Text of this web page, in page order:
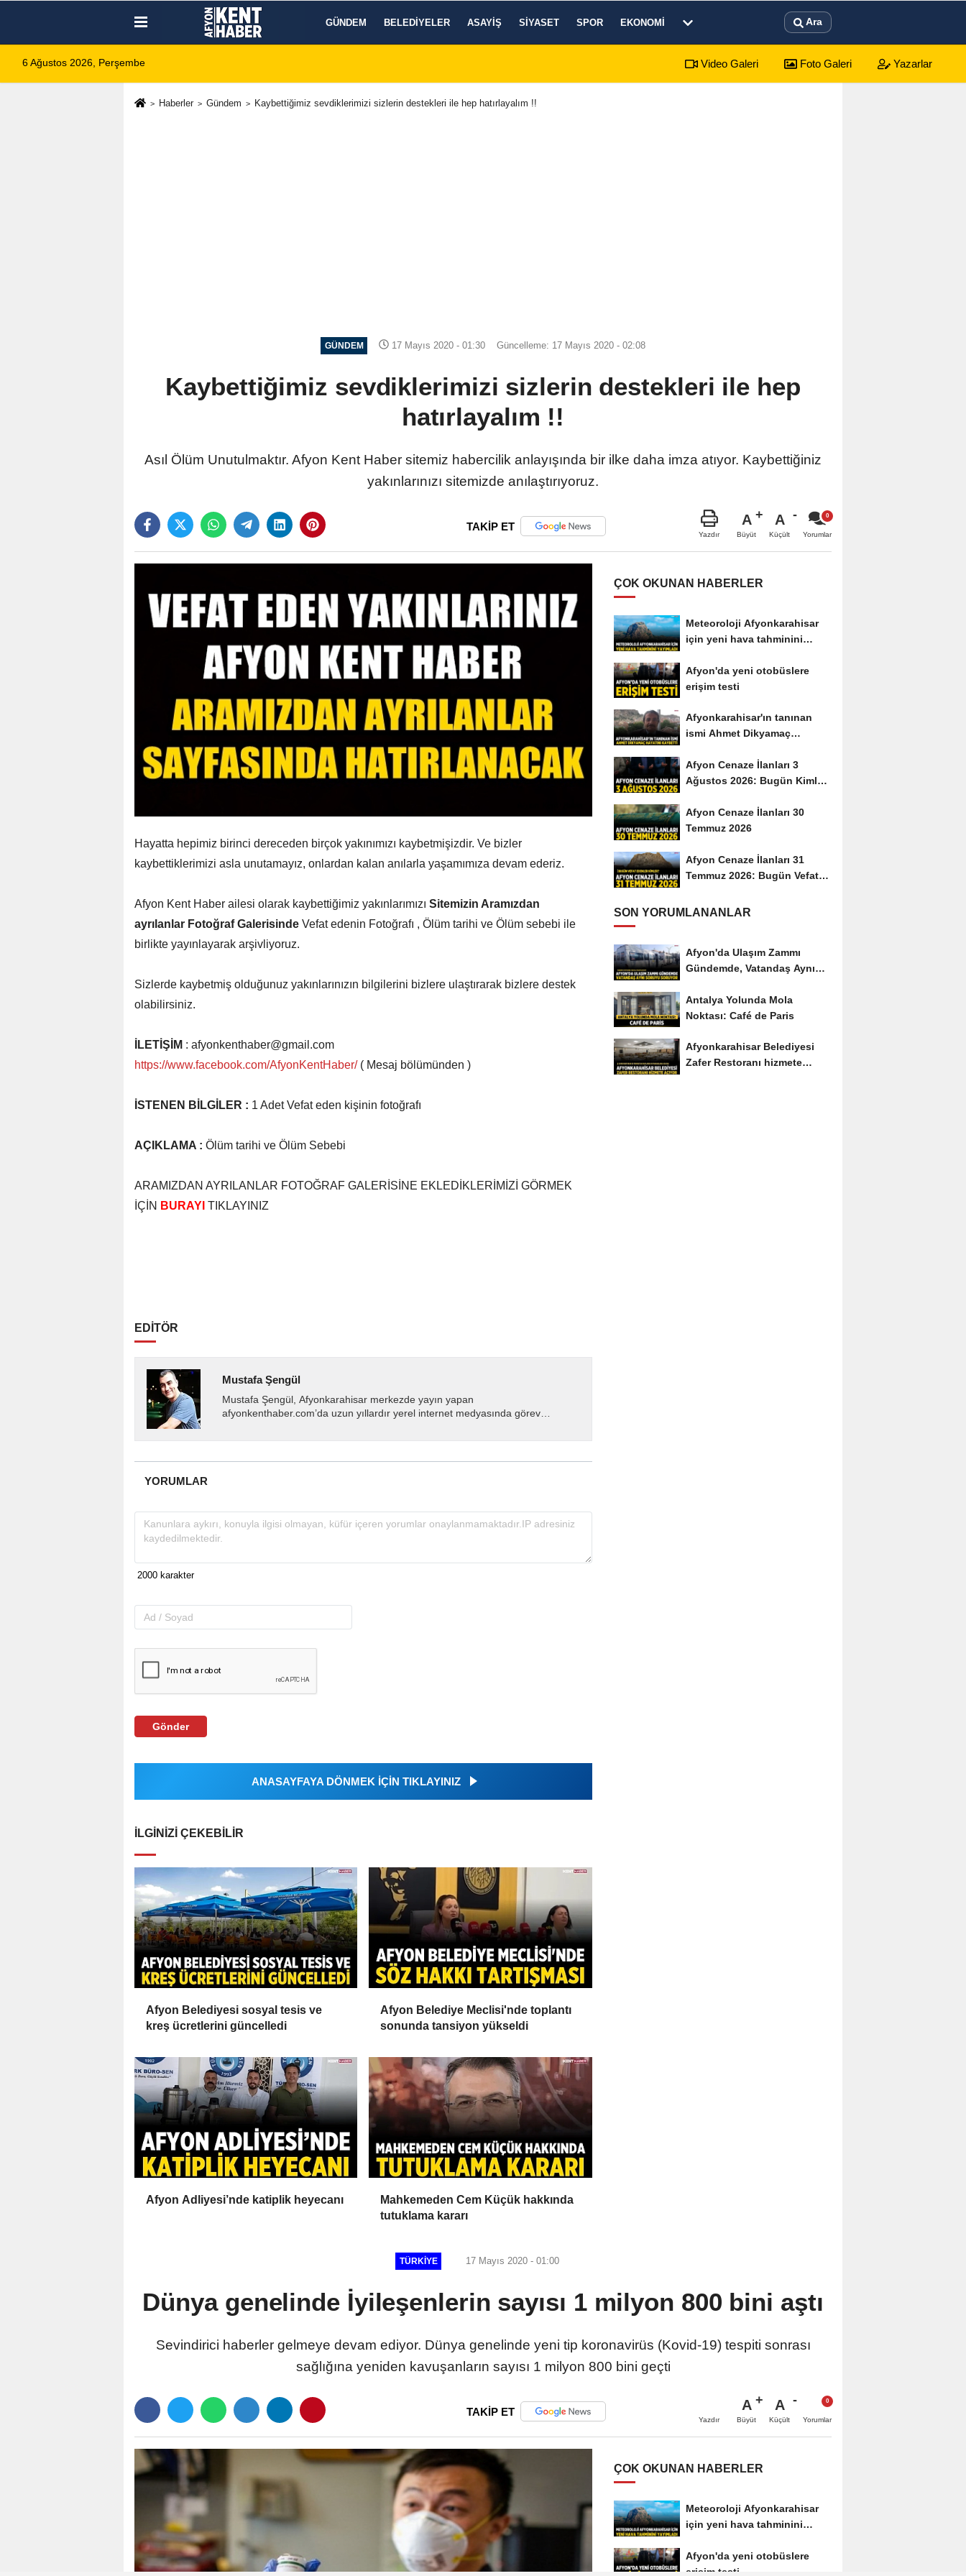
GÜNDEM BELEDIYELER ASAYIŞ SIYASET SPOR EKONOMI Ara
6 Ağustos 2026, Perşembe Video Galeri Foto Galeri Yazarlar
Haberler Gündem Kaybettiğimiz sevdiklerimizi sizlerin destekleri ile hep hatırlayalım !!
GÜNDEM 17 Mayıs 2020 - 01:30 Güncelleme: 17 Mayıs 2020 - 02:08
Kaybettiğimiz sevdiklerimizi sizlerin destekleri ile hep
hatırlayalım !!
Asıl Ölüm Unutulmaktır. Afyon Kent Haber sitemiz habercilik anlayışında bir ilke daha imza atıyor. Kaybettiğiniz
yakınlarınızı sitemizde anılaştırıyoruz.
TAKİP ET
Yazdır
A
Büyüt
A
Küçült Yorumlar
Hayatta hepimiz birinci dereceden birçok yakınımızı kaybetmişizdir. Ve bizler
kaybettiklerimizi asla unutamayız, onlardan kalan anılarla yaşamımıza devam ederiz.
Afyon Kent Haber ailesi olarak kaybettiğimiz yakınlarımızı Sitemizin Aramızdan
ayrılanlar Fotoğraf Galerisinde Vefat edenin Fotoğrafı , Ölüm tarihi ve Ölüm sebebi ile
birlikte yayınlayarak arşivliyoruz.
Sizlerde kaybetmiş olduğunuz yakınlarınızın bilgilerini bizlere ulaştırarak bizlere destek
olabilirsiniz.
İLETİŞİM : afyonkenthaber@gmail.com
https://www.facebook.com/AfyonKentHaber/( Mesaj bölümünden )
İSTENEN BİLGİLER : 1 Adet Vefat eden kişinin fotoğrafı
AÇIKLAMA : Ölüm tarihi ve Ölüm Sebebi
ARAMIZDAN AYRILANLAR FOTOĞRAF GALERİSİNE EKLEDİKLERİMİZİ GÖRMEK
İÇİN BURAYI TIKLAYINIZ
EDİTÖR
Mustafa Şengül
Mustafa Şengül, Afyonkarahisar merkezde yayın yapan
afyonkenthaber.com’da uzun yıllardır yerel internet medyasında görev
YORUMLAR
Gönder
ANASAYFAYA DÖNMEK İÇİN TIKLAYINIZ
İLGINIZI ÇEKEBILIR
Afyon Belediyesi sosyal tesis ve
kreş ücretlerini güncelledi
Afyon Belediye Meclisi'nde toplantı
sonunda tansiyon yükseldi
Afyon Adliyesi’nde katiplik heyecanı
Mahkemeden Cem Küçük hakkında
tutuklama kararı
ÇOK OKUNAN HABERLER
Meteoroloji Afyonkarahisar
için yeni hava tahminini
Afyon'da yeni otobüslere
erişim testi
Afyonkarahisar'ın tanınan
ismi Ahmet Dikyamaç
Afyon Cenaze İlanları 3
Ağustos 2026: Bugün Kimler
Afyon Cenaze İlanları 30
Temmuz 2026
Afyon Cenaze İlanları 31
Temmuz 2026: Bugün Vefat
SON YORUMLANANLAR
Afyon'da Ulaşım Zammı
Gündemde, Vatandaş Aynı
Antalya Yolunda Mola
Noktası: Café de Paris
Afyonkarahisar Belediyesi
Zafer Restoranı hizmete
TÜRKIYE 17 Mayıs 2020 - 01:00
Dünya genelinde İyileşenlerin sayısı 1 milyon 800 bini aştı
Sevindirici haberler gelmeye devam ediyor. Dünya genelinde yeni tip koronavirüs (Kovid-19) tespiti sonrası
sağlığına yeniden kavuşanların sayısı 1 milyon 800 bini geçti
TAKİP ET
Yazdır
A
Büyüt
A
Küçült Yorumlar
ÇOK OKUNAN HABERLER
Meteoroloji Afyonkarahisar
için yeni hava tahminini
Afyon'da yeni otobüslere
erişim testi